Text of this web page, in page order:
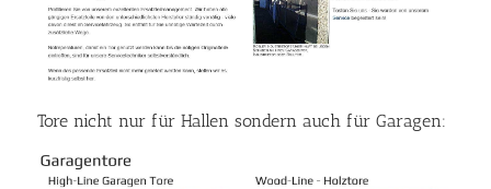
Tore nicht nur für Hallen sondern auch für Garagen: